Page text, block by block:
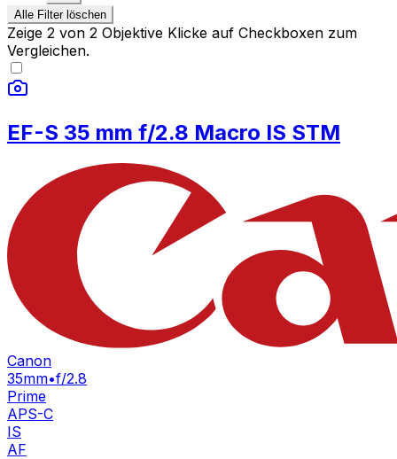
Alle Filter löschen
Zeige 2 von 2 Objektive Klicke auf Checkboxen zum
Vergleichen.
EF-S 35 mm f/2.8 Macro IS STM
Canon
35mm•f/2.8
Prime
APS-C
IS
AF